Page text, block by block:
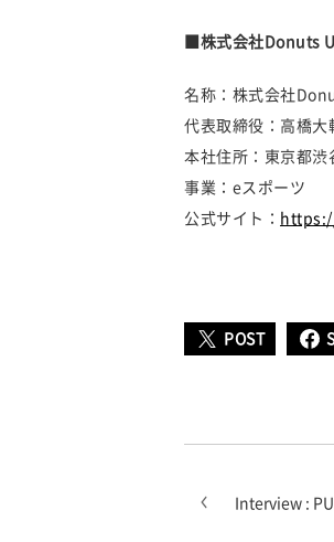
■株式会社Donuts
名称：株式会社
代表取締役：高橋大
本社住所：東京都
事業：eスポーツ
公式サイト：
POST
Interview :